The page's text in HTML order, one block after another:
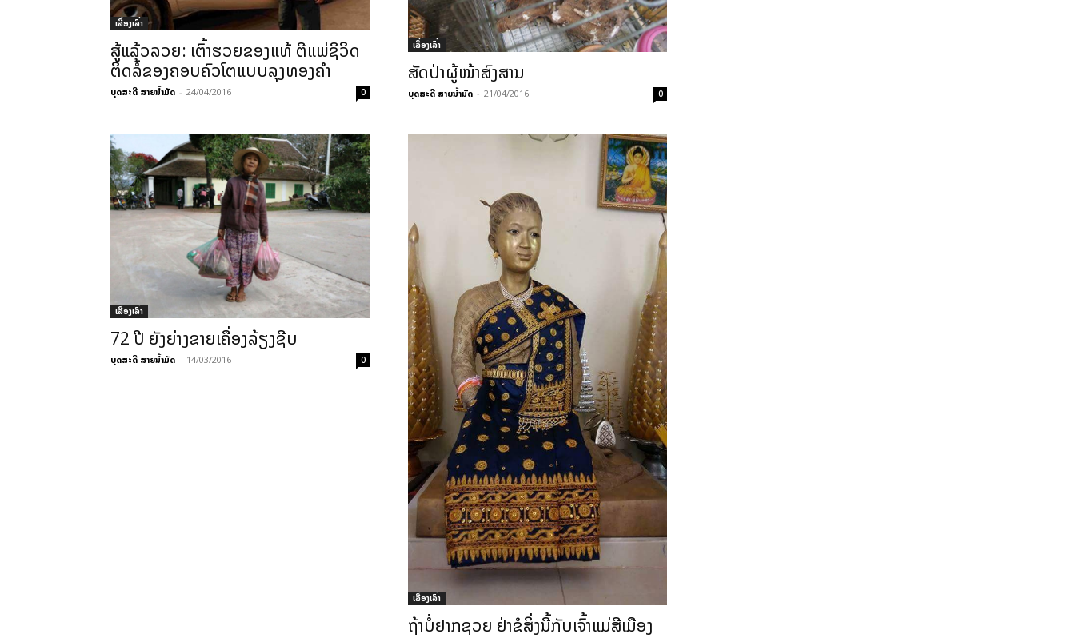
ເລື່ອງເລົ່າ
ສູ້ແລ້ວລວຍ: ເຕົ້າຮວຍຂອງແທ້ ຕີແພ່ຊີວິດ
ຕິດລໍ້ຂອງຄອບຄົວໂຕແບບລຸງທອງຄໍາ
ບຸດສະດີ ສາຍນ້ຳມັດ - 24/04/2016 0
ເລື່ອງເລົ່າ
ສັດປ່າຜູ້ໜ້າສົງສານ
ບຸດສະດີ ສາຍນ້ຳມັດ - 21/04/2016 0
ເລື່ອງເລົ່າ
72 ປີ ຍັງຍ່າງຂາຍເຄື່ອງລ້ຽງຊີບ
ບຸດສະດີ ສາຍນ້ຳມັດ - 14/03/2016 0
ເລື່ອງເລົ່າ
ຖ້າບໍ່ຢາກຊວຍ ຢ່າຂໍສິ່ງນີ້ກັບເຈົ້າແມ່ສີເມືອງ